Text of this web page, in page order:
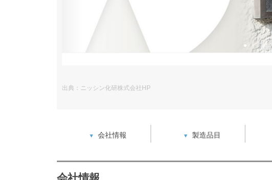
出典：ニッシン化研株式会社HP
会社情報 製造品目